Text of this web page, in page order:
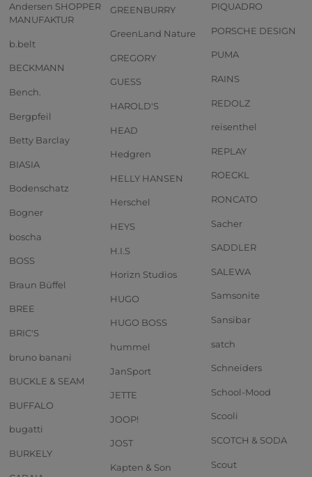
Andersen SHOPPER
MANUFAKTUR
b.belt
BECKMANN
Bench.
Bergpfeil
Betty Barclay
BIASIA
Bodenschatz
Bogner
boscha
BOSS
Braun Büffel
BREE
BRIC'S
bruno banani
BUCKLE & SEAM
BUFFALO
bugatti
BURKELY
GREENBURRY
GreenLand Nature
GREGORY
GUESS
HAROLD'S
HEAD
Hedgren
HELLY HANSEN
Herschel
HEYS
H.I.S
Horizn Studios
HUGO
HUGO BOSS
hummel
JanSport
JETTE
JOOP!
JOST
Kapten & Son
PIQUADRO
PORSCHE DESIGN
PUMA
RAINS
REDOLZ
reisenthel
REPLAY
ROECKL
RONCATO
Sacher
SADDLER
SALEWA
Samsonite
Sansibar
satch
Schneiders
School-Mood
Scooli
SCOTCH & SODA
Scout